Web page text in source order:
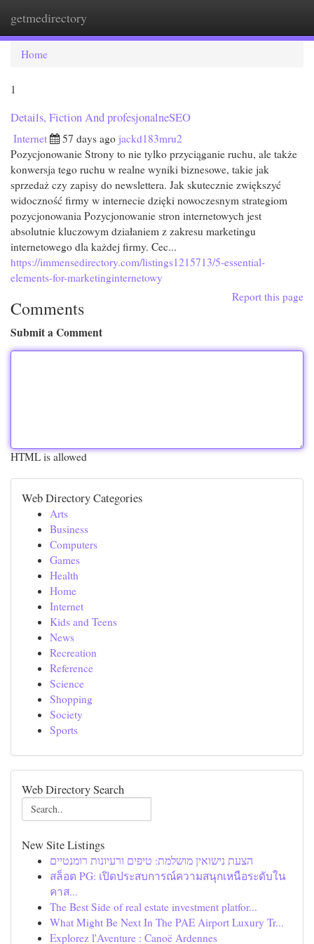
getmedirectory
Home
1
Details, Fiction And profesjonalneSEO
Internet 57 days ago jackd183mru2
Pozycjonowanie Strony to nie tylko przyciąganie ruchu, ale także
konwersja tego ruchu w realne wyniki biznesowe, takie jak
sprzedaż czy zapisy do newslettera. Jak skutecznie zwiększyć
widoczność firmy w internecie dzięki nowoczesnym strategiom
pozycjonowania Pozycjonowanie stron internetowych jest
absolutnie kluczowym działaniem z zakresu marketingu
internetowego dla każdej firmy. Cec...
https://immensedirectory.com/listings1215713/5-essential-
elements-for-marketinginternetowy
Report this page
Comments
Submit a Comment
HTML is allowed
Web Directory Categories
Arts
Business
Computers
Games
Health
Home
Internet
Kids and Teens
News
Recreation
Reference
Science
Shopping
Society
Sports
Web Directory Search
New Site Listings
הצעת נישואין מושלמת: טיפים ורעיונות רומנטיים
สล็อต PG: เปิดประสบการณ์ความสนุกเหนือระดับใน
คาส...
The Best Side of real estate investment platfor...
What Might Be Next In The PAE Airport Luxury Tr...
Explorez l'Aventure : Canoë Ardennes